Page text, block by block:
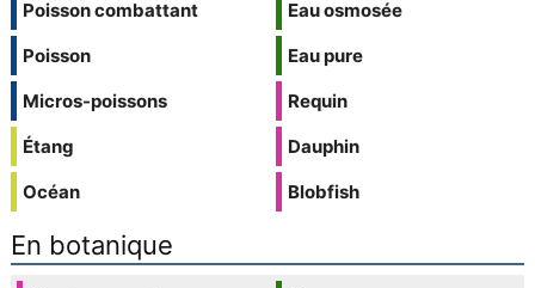
Poisson combattant
Poisson
Micros-poissons
Étang
Océan
Eau osmosée
Eau pure
Requin
Dauphin
Blobfish
En botanique